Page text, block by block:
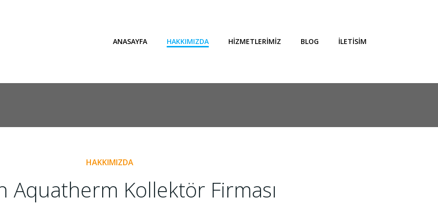
ANASAYFA HAKKIMIZDA HIZMETLERIMIZ BLOG İLETISIM
HAKKIMIZDA
Aquatherm Kollektör Firması